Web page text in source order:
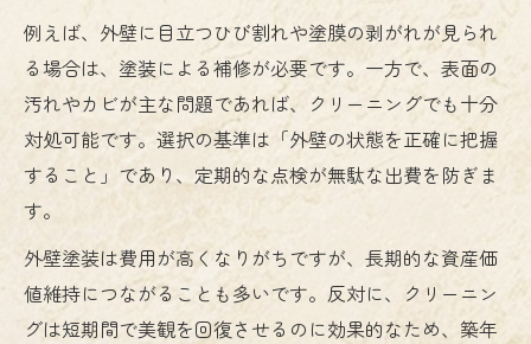
外壁塗装の塗料選びが持つ大切な役割とは
外壁塗装で長持ちを実現するコツと注意点
クリーニングだけで外壁は十分なのか検証
外壁クリーニングだけで十分か専門的に解
外壁塗装と洗浄の違いと選び方を明確にす
る
外壁洗浄だけでは防げない劣化リスクとは
例えば、外壁に目立つひび割れや塗膜の剥がれが見られ
る場合は、塗装による補修が必要です。一方で、表面の
汚れやカビが主な問題であれば、クリーニングでも十分
対処可能です。選択の基準は「外壁の状態を正確に把握
すること」であり、定期的な点検が無駄な出費を防ぎま
す。
外壁塗装は費用が高くなりがちですが、長期的な資産価
値維持につながることも多いです。反対に、クリーニン
グは短期間で美観を回復させるのに効果的なため、築年